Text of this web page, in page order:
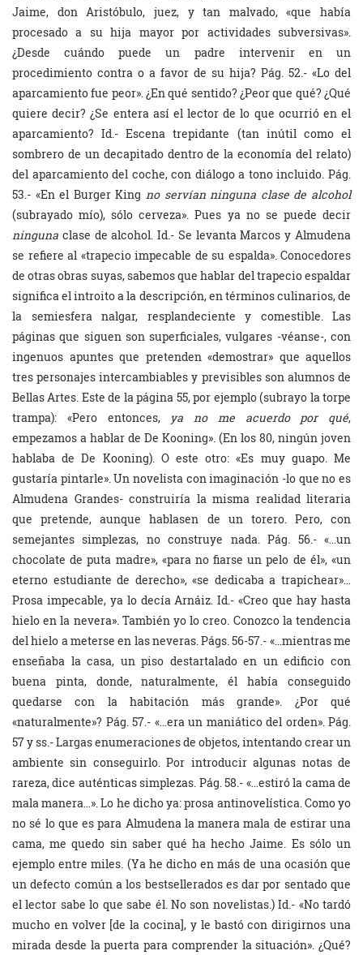
Jaime, don Aristóbulo, juez, y tan malvado, «que había
procesado a su hija mayor por actividades subversivas».
¿Desde cuándo puede un padre intervenir en un
procedimiento contra o a favor de su hija? Pág. 52.- «Lo del
aparcamiento fue peor». ¿En qué sentido? ¿Peor que qué? ¿Qué
quiere decir? ¿Se entera así el lector de lo que ocurrió en el
aparcamiento? Id.- Escena trepidante (tan inútil como el
sombrero de un decapitado dentro de la economía del relato)
del aparcamiento del coche, con diálogo a tono incluido. Pág.
53.- «En el Burger King no servían ninguna clase de alcohol
(subrayado mío), sólo cerveza». Pues ya no se puede decir
ninguna clase de alcohol. Id.- Se levanta Marcos y Almudena
se refiere al «trapecio impecable de su espalda». Conocedores
de otras obras suyas, sabemos que hablar del trapecio espaldar
significa el introito a la descripción, en términos culinarios, de
la semiesfera nalgar, resplandeciente y comestible. Las
páginas que siguen son superficiales, vulgares -véanse-, con
ingenuos apuntes que pretenden «demostrar» que aquellos
tres personajes intercambiables y previsibles son alumnos de
Bellas Artes. Este de la página 55, por ejemplo (subrayo la torpe
trampa): «Pero entonces, ya no me acuerdo por qué,
empezamos a hablar de De Kooning». (En los 80, ningún joven
hablaba de De Kooning). O este otro: «Es muy guapo. Me
gustaría pintarle». Un novelista con imaginación -lo que no es
Almudena Grandes- construiría la misma realidad literaria
que pretende, aunque hablasen de un torero. Pero, con
semejantes simplezas, no construye nada. Pág. 56.- «…un
chocolate de puta madre», «para no fiarse un pelo de él», «un
eterno estudiante de derecho», «se dedicaba a trapichear»…
Prosa impecable, ya lo decía Arnáiz. Id.- «Creo que hay hasta
hielo en la nevera». También yo lo creo. Conozco la tendencia
del hielo a meterse en las neveras. Págs. 56-57.- «…mientras me
enseñaba la casa, un piso destartalado en un edificio con
buena pinta, donde, naturalmente, él había conseguido
quedarse con la habitación más grande». ¿Por qué
«naturalmente»? Pág. 57.- «…era un maniático del orden». Pág.
57 y ss.- Largas enumeraciones de objetos, intentando crear un
ambiente sin conseguirlo. Por introducir algunas notas de
rareza, dice auténticas simplezas. Pág. 58.- «…estiró la cama de
mala manera…». Lo he dicho ya: prosa antinovelística. Como yo
no sé lo que es para Almudena la manera mala de estirar una
cama, me quedo sin saber qué ha hecho Jaime. Es sólo un
ejemplo entre miles. (Ya he dicho en más de una ocasión que
un defecto común a los bestsellerados es dar por sentado que
el lector sabe lo que sabe él. No son novelistas.) Id.- «No tardó
mucho en volver [de la cocina], y le bastó con dirigirnos una
mirada desde la puerta para comprender la situación». ¿Qué?